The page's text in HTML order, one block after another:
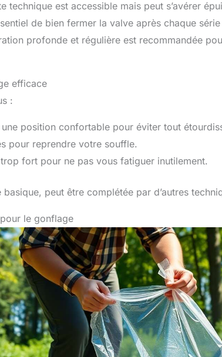
technique est accessible mais peut s’avérer
de bien fermer la valve après chaque
profonde et régulière est recommandée
efficace
:
position confortable pour éviter tout
pour reprendre votre souffle.
fort pour ne pas vous fatiguer inutilement.
peut être complétée par d’autres
le gonflage